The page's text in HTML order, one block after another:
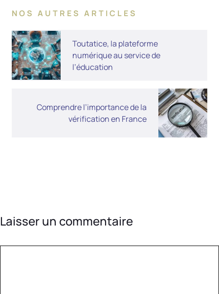
NOS AUTRES ARTICLES
Toutatice, la plateforme
numérique au service de
l’éducation
Comprendre l’importance de la
vérification en France
Laisser un commentaire